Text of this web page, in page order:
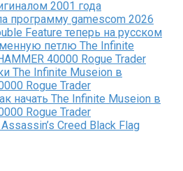
2001 года
программу gamescom 2026
Feature теперь на русском
петлю The Infinite
40000 Rogue Trader
The Infinite Museion в
Rogue Trader
начать The Infinite Museion в
Rogue Trader
Creed Black Flag